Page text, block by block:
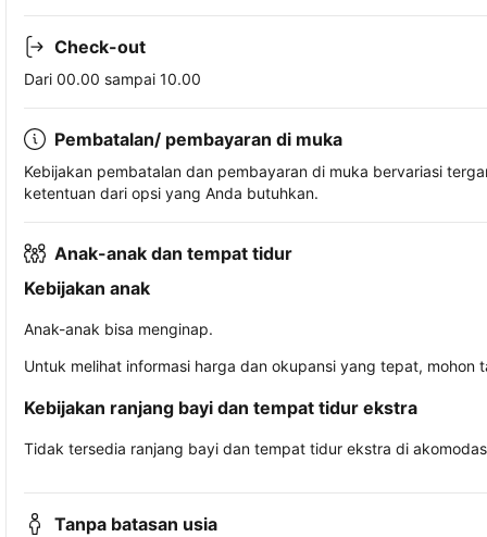
Check-out
Dari 00.00 sampai 10.00
Pembatalan/ pembayaran di muka
Kebijakan pembatalan dan pembayaran di muka bervariasi
ketentuan dari opsi yang Anda butuhkan.
Anak-anak dan tempat tidur
Kebijakan anak
Anak-anak bisa menginap.
Untuk melihat informasi harga dan okupansi yang tepat,
Kebijakan ranjang bayi dan tempat tidur ekstra
Tidak tersedia ranjang bayi dan tempat tidur ekstra di
Tanpa batasan usia